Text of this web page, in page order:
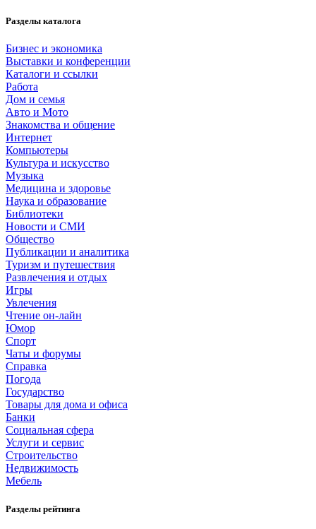
Разделы каталога
Бизнес и экономика
Выставки и конференции
Каталоги и ссылки
Работа
Дом и семья
Авто и Мото
Знакомства и общение
Интернет
Компьютеры
Культура и искусство
Музыка
Медицина и здоровье
Наука и образование
Библиотеки
Новости и СМИ
Общество
Публикации и аналитика
Туризм и путешествия
Развлечения и отдых
Игры
Увлечения
Чтение он-лайн
Юмор
Спорт
Чаты и форумы
Справка
Погода
Государство
Товары для дома и офиса
Банки
Социальная сфера
Услуги и сервис
Строительство
Недвижимость
Мебель
Разделы рейтинга